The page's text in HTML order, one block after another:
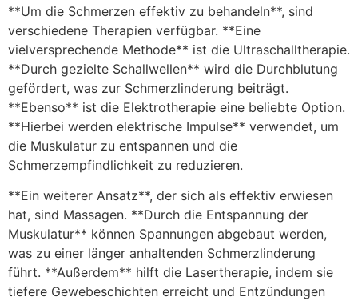
**Um die Schmerzen effektiv zu behandeln**, sind
verschiedene Therapien verfügbar. **Eine
vielversprechende Methode** ist die Ultraschalltherapie.
**Durch gezielte Schallwellen** wird die Durchblutung
gefördert, was zur Schmerzlinderung beiträgt.
**Ebenso** ist die Elektrotherapie eine beliebte Option.
**Hierbei werden elektrische Impulse** verwendet, um
die Muskulatur zu entspannen und die
Schmerzempfindlichkeit zu reduzieren.
**Ein weiterer Ansatz**, der sich als effektiv erwiesen
hat, sind Massagen. **Durch die Entspannung der
Muskulatur** können Spannungen abgebaut werden,
was zu einer länger anhaltenden Schmerzlinderung
führt. **Außerdem** hilft die Lasertherapie, indem sie
tiefere Gewebeschichten erreicht und Entzündungen